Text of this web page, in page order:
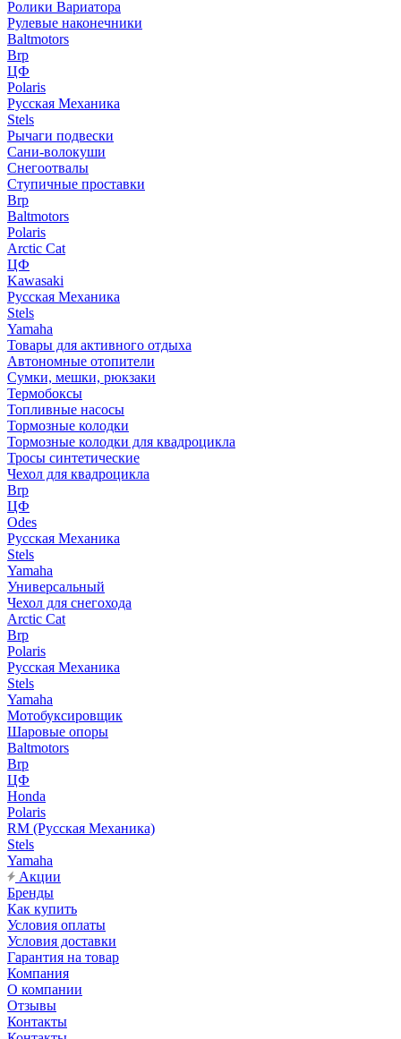
Ролики Вариатора
Рулевые наконечники
Baltmotors
Brp
ЦФ
Polaris
Русская Механика
Stels
Рычаги подвески
Сани-волокуши
Снегоотвалы
Ступичные проставки
Brp
Baltmotors
Polaris
Arctic Cat
ЦФ
Kawasaki
Русская Механика
Stels
Yamaha
Товары для активного отдыха
Автономные отопители
Сумки, мешки, рюкзаки
Термобоксы
Топливные насосы
Тормозные колодки
Тормозные колодки для квадроцикла
Тросы синтетические
Чехол для квадроцикла
Brp
ЦФ
Odes
Русская Механика
Stels
Yamaha
Универсальный
Чехол для снегохода
Arctic Cat
Brp
Polaris
Русская Механика
Stels
Yamaha
Мотобуксировщик
Шаровые опоры
Baltmotors
Brp
ЦФ
Honda
Polaris
RM (Русская Механика)
Stels
Yamaha
Акции
Бренды
Как купить
Условия оплаты
Условия доставки
Гарантия на товар
Компания
О компании
Отзывы
Контакты